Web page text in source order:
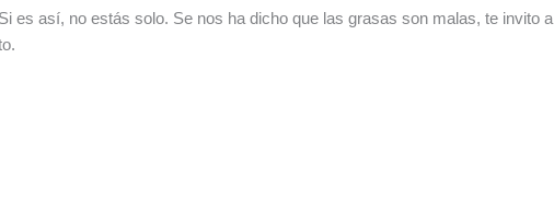
es así, no estás solo. Se nos ha dicho que las grasas son malas, te invito a